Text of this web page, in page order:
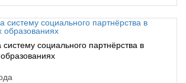
социального партнёрства в